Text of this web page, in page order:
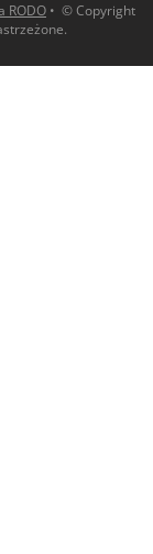
RODO • © Copyright